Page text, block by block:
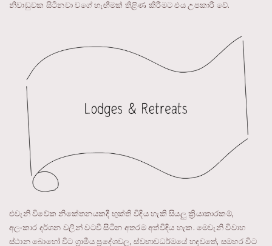
නිවාඩුවක සිටිනවා වගේ හැඟීමක් තිළිණ කිරීමට එය උපකාරී වේ.
එවැනි විවේක නිකේතනයකදී භුක්ති විඳිය හැකි සියලු ක්‍රියාකාරකම්,
අලංකාර දර්ශන වලින් වටවී සිටින අතරම අත්විඳිය හැක. මෙවැනි විවාහ
ස්ථාන බොහෝ විට ග්‍රාමීය ප්‍රදේශවල, ස්වභාවධර්මයේ හදවතේ, සමහර විට